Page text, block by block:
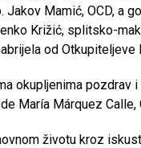
Mamić, OCD, a
Križić, splitsko-
od Otkupiteljeve
okupljenima pozdrav
María Márquez Calle,
životu kroz